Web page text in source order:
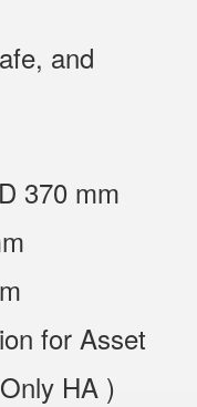
and
370 mm
for Asset
HA )